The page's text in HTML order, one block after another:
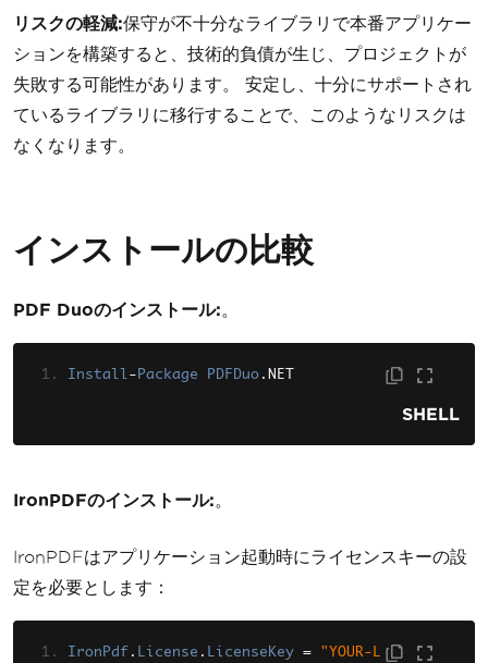
リスクの軽減:保守が不十分なライブラリで本番アプリケー
ションを構築すると、技術的負債が生じ、プロジェクトが
失敗する可能性があります。 安定し、十分にサポートされ
ているライブラリに移行することで、このようなリスクは
なくなります。
インストールの比較
PDF Duoのインストール:。
Install- Package PDFDuo . NET
SHELL
IronPDFのインストール:。
IronPDFはアプリケーション起動時にライセンスキーの設
定を必要とします：
IronPdf . License . LicenseKey =
"YOUR-L